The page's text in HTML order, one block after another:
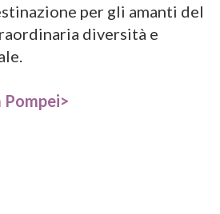
per gli amanti del
diversità e